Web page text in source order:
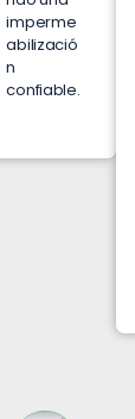
imperme
abilizació
n
confiable.